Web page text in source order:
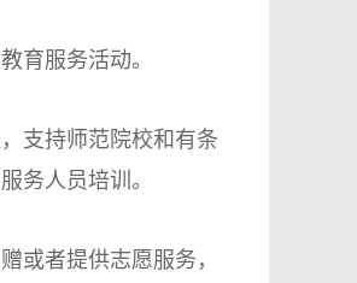
服务活动。
支持师范院校和有条
务人员培训。
者提供志愿服务，